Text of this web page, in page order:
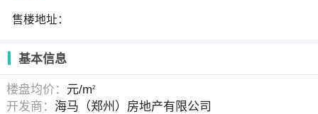
售楼地址：
基本信息
楼盘均价： 元/m2
开发商： 海马（郑州）房地产有限公司